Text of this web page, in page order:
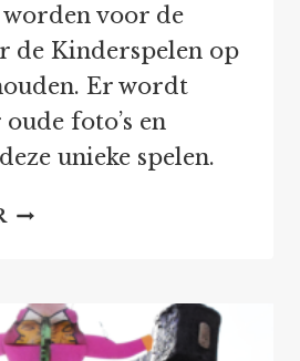
voor de
de Kinderspelen op
Er wordt
foto’s en
unieke spelen.
FOTO’S
DE
KINDERSPELEN